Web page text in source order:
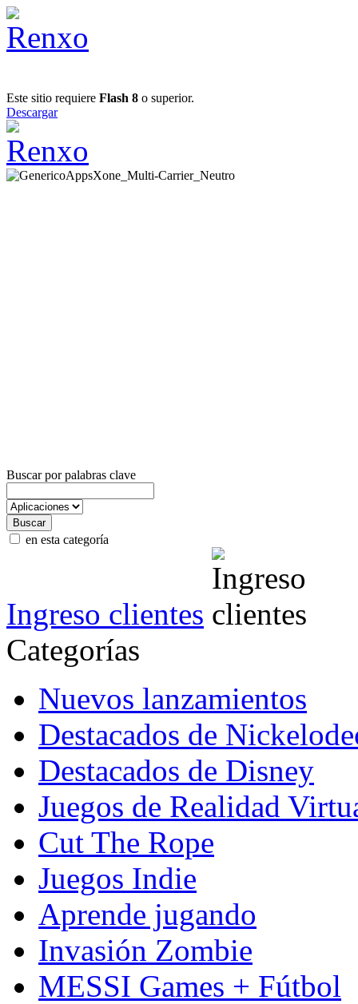
Este sitio requiere Flash 8 o superior.
Descargar
Buscar por palabras clave
en esta categoría
Ingreso clientes
Categorías
Nuevos lanzamientos
Destacados de
Destacados de Disney
Juegos de Realidad
Cut The Rope
Juegos Indie
Aprende jugando
Invasión Zombie
MESSI Games + Fútbol